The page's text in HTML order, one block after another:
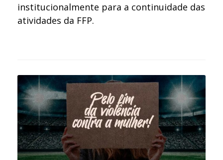
institucionalmente para a continuidade das
atividades da FFP.